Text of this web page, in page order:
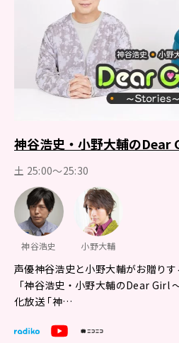
神谷浩史・小野大輔の
土 25:00～25:30
神谷浩史 小野大輔
声優神谷浩史と小野大輔がお贈り
「神谷浩史・小野大輔のDear Girl
化放送 ｢神…